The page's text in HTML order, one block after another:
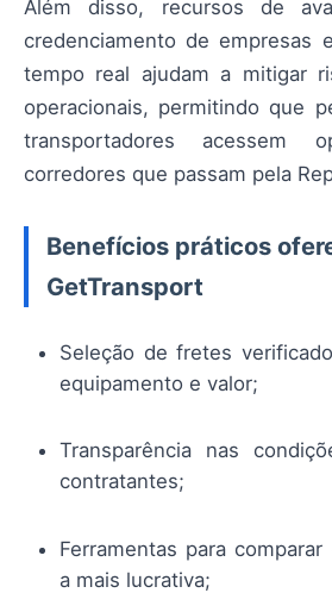
Além disso, recursos de
credenciamento de empresas
tempo real ajudam a mitigar
operacionais, permitindo que
transportadores acessem
corredores que passam pela
Benefícios práticos
GetTransport
Seleção de fretes
equipamento e valor;
Transparência nas
contratantes;
Ferramentas para
a mais lucrativa;